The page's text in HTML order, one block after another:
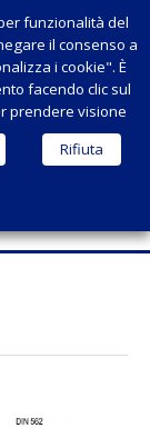
funzionalità del
il consenso a
i cookie". È
facendo clic sul
prendere visione
Rifiuta